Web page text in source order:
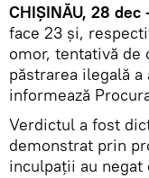
CHIȘINĂU, 28 dec
face 23 şi,
omor, tentativă
păstrarea ilegală
informează
Verdictul a fost
demonstrat prin
inculpaţii au